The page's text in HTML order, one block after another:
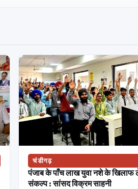
चंडीगढ़
पंजाब के पाँच लाख युवा नशे के खिलाफ
संकल्प : सांसद विक्रम साहनी